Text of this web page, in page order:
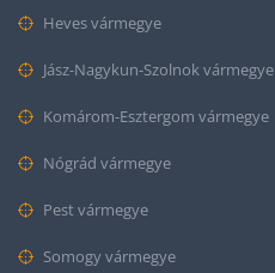
Heves vármegye
Jász-Nagykun-Szolnok vármegye
Komárom-Esztergom vármegye
Nógrád vármegye
Pest vármegye
Somogy vármegye